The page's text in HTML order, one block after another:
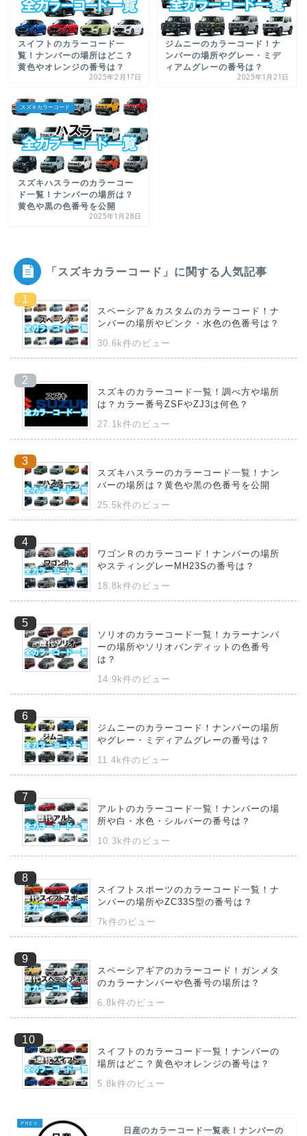
スイフトのカラーコード一
覧！ナンバーの場所はどこ？
黄色やオレンジの番号は？
2025年2月17日
ジムニーのカラーコード！ナ
ンバーの場所やグレー・ミデ
ィアムグレーの番号は？
2025年1月21日
スズキカラーコード
スズキハスラーのカラーコー
ド一覧！ナンバーの場所は？
黄色や黒の色番号を公開
2025年1月28日
「スズキカラーコード」に関する人気記事
スペーシア＆カスタムのカラーコード！ナ
ンバーの場所やピンク・水色の色番号は？
30.6k件のビュー
スズキのカラーコード一覧！調べ方や場所
は？カラー番号ZSFやZJ3は何色？
27.1k件のビュー
スズキハスラーのカラーコード一覧！ナン
バーの場所は？黄色や黒の色番号を公開
25.5k件のビュー
ワゴンＲのカラーコード！ナンバーの場所
やスティングレーMH23Sの番号は？
18.8k件のビュー
ソリオのカラーコード一覧！カラーナンバ
ーの場所やソリオバンディットの色番号
は？
14.9k件のビュー
ジムニーのカラーコード！ナンバーの場所
やグレー・ミディアムグレーの番号は？
11.4k件のビュー
アルトのカラーコード一覧！ナンバーの場
所や白・水色・シルバーの番号は？
10.3k件のビュー
スイフトスポーツのカラーコード一覧！ナ
ンバーの場所やZC33S型の番号は？
7k件のビュー
スペーシアギアのカラーコード！ガンメタ
のカラーナンバーや色番号の場所は？
6.8k件のビュー
スイフトのカラーコード一覧！ナンバーの
場所はどこ？黄色やオレンジの番号は？
5.8k件のビュー
日産のカラーコード一覧表！ナンバーの